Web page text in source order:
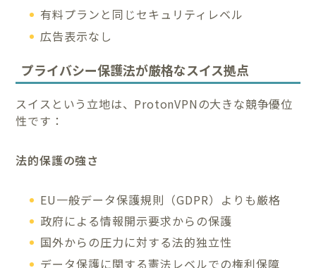
有料プランと同じセキュリティレベル
広告表示なし
プライバシー保護法が厳格なスイス拠点
スイスという立地は、ProtonVPNの大きな競争優位
性です：
法的保護の強さ
EU一般データ保護規則（GDPR）よりも厳格
政府による情報開示要求からの保護
国外からの圧力に対する法的独立性
データ保護に関する憲法レベルでの権利保障